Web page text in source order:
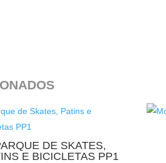
DE SKATES,
E BICICLETAS PP1